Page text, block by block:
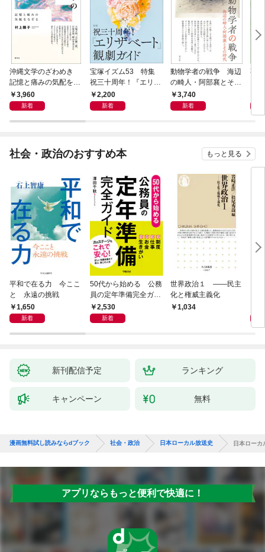
沖縄文学のざわめき
記憶と痛みの気配をな
ぞる3,960
新着
宝塚イズム53 特集
祝三十周年！『エリザ
ベート』観劇ガイド
2,200
新着
動物学者の戦争 海辺
の畸人・阿部襄とその
時代3,740
新着
事
社会・政治のおすすめ本 もっと見る
平和で在る力 今ここ
と 永遠の挑戦
1,650
新着
50代から始める 公務
員の定年準備完全ガイ
ド2,530
新着
世界政治１ ――民主
化と権威主義化
1,034
新刊配信予定 ランキング
キャンペーン 無料
漫画無料試し読みならdブック 社会・政治 日本ローカル放送史 日本ロー
アプリならもっと便利で快適に！